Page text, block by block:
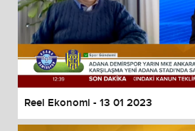
Reel Ekonomi - 13 01 2023